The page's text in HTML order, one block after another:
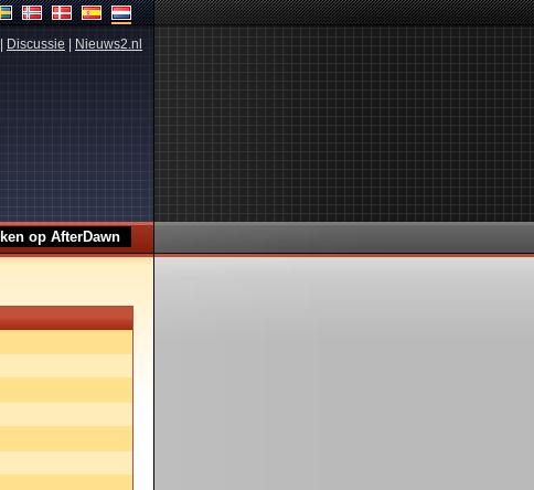
Discussie Nieuws2.nl